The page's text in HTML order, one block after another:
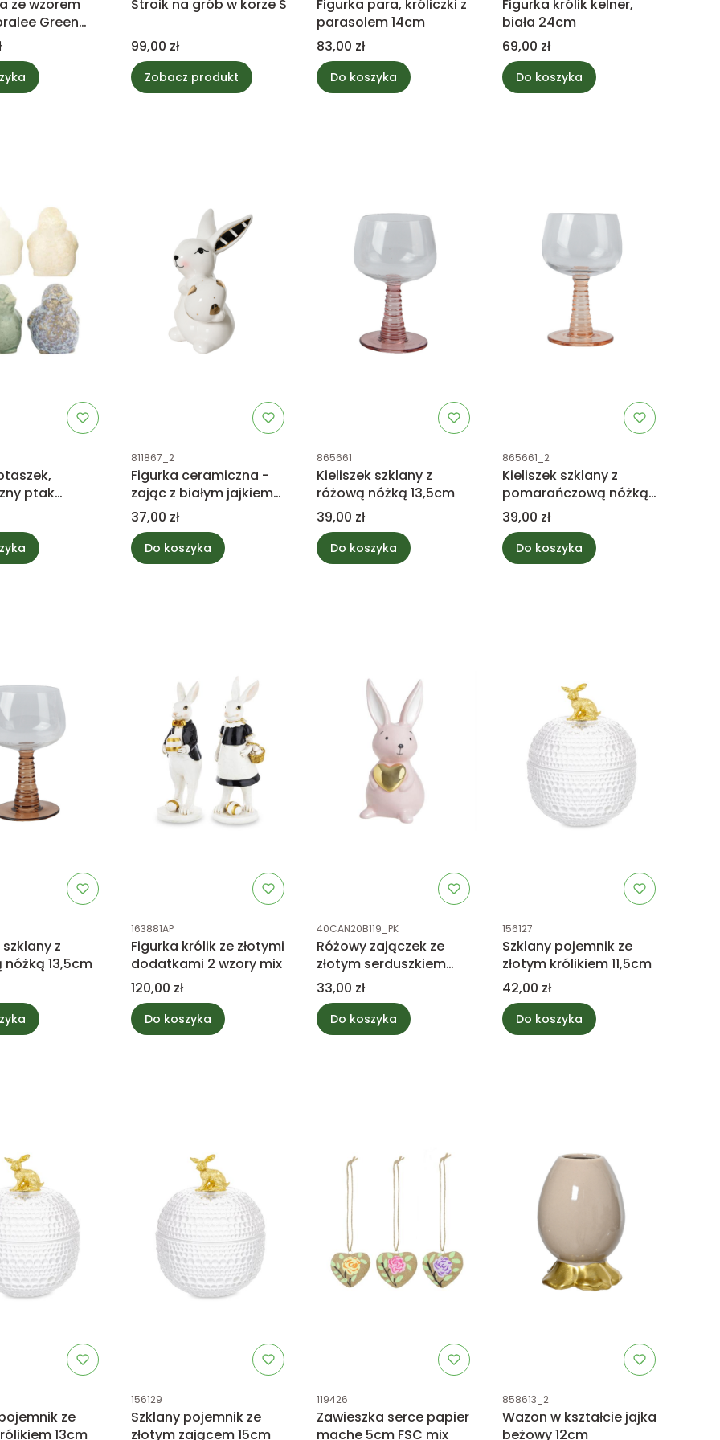
ze wzorem
Green
Stroik na grób w korze S
Cena
99,00 zł
Zobacz produkt
Figurka para, króliczki z
parasolem 14cm
Cena
83,00 zł
Do koszyka
Figurka królik kelner,
biała 24cm
Cena
69,00 zł
Do koszyka
ptak
mix 1szt.
Kod produktu
811867_2
Figurka ceramiczna -
zając z białym jajkiem
14cm
Cena
37,00 zł
Do koszyka
Kod produktu
865661
Kieliszek szklany z
różową nóżką 13,5cm
Cena
39,00 zł
Do koszyka
Kod produktu
865661_2
Kieliszek szklany z
pomarańczową nóżką
13,5cm
Cena
39,00 zł
Do koszyka
z
13,5cm
Kod produktu
163881AP
Figurka królik ze złotymi
dodatkami 2 wzory mix
Cena
120,00 zł
Do koszyka
Kod produktu
40CAN20B119_PK
Różowy zajączek ze
złotym serduszkiem
12cm
Cena
33,00 zł
Do koszyka
Kod produktu
156127
Szklany pojemnik ze
złotym królikiem 11,5cm
Cena
42,00 zł
Do koszyka
ze
13cm
Kod produktu
156129
Szklany pojemnik ze
złotym zającem 15cm
Kod produktu
119426
Zawieszka serce papier
mache 5cm FSC mix
Kod produktu
858613_2
Wazon w kształcie jajka
beżowy 12cm